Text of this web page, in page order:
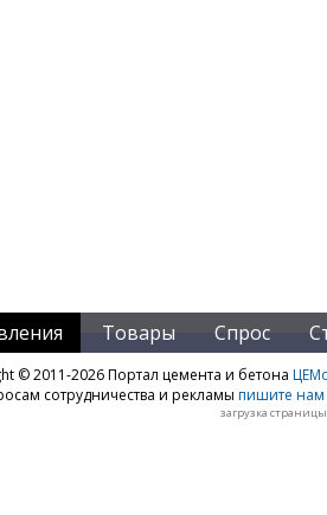
Товары Спрос
© 2011-2026 Портал цемента и бетона
сотрудничества и рекламы пишите нам
загрузка